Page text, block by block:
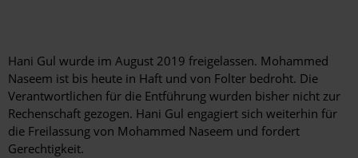
Hani Gul wurde im August 2019 freigelassen. Mohammed
Naseem ist bis heute in Haft und von Folter bedroht. Die
Verantwortlichen für die Entführung wurden bisher nicht zur
Rechenschaft gezogen. Hani Gul engagiert sich weiterhin für
die Freilassung von Mohammed Naseem und fordert
Gerechtigkeit.